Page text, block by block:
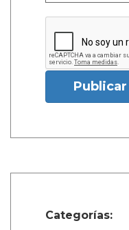
Categorías: